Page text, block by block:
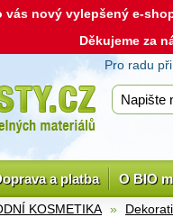
vás nový vylepšený e-
Děkujeme za
Pro radu
a platba O BIO
KOSMETIKA »